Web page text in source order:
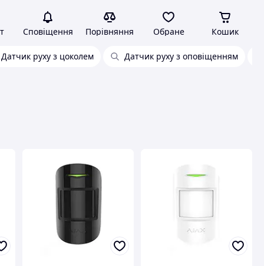
Сповіщення Порівняння Обране Кошик
Датчик руху з цоколем Датчик руху з оповіщенням